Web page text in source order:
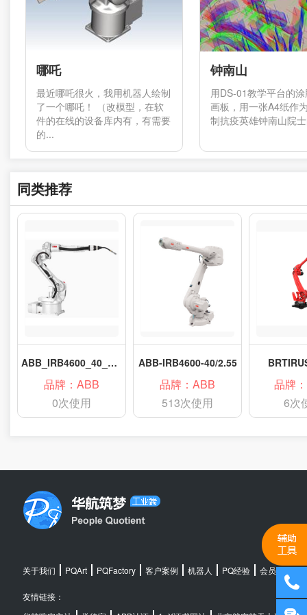
哪吒
最近哪吒很火，我用机器人绘制
了一个哪吒！ （改模型，在软
件的在线的设备库内有，有需要
的...
钟南山
用DS-01教学平台的
画板，用一张A4纸作
制抗疫英雄钟南山院
同类推荐
ABB_IRB4600_40_255
品牌：ABB
0次使用
ABB-IRB4600-40/2.55
品牌：ABB
513次使用
品牌
6次
关于我们 PQArt PQFactory 客户案例 机器人 PQ经验 会员中心
友情链接：